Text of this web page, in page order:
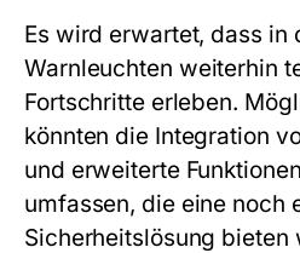
Es wird erwartet, dass in
Warnleuchten weiterhin
Fortschritte erleben.
könnten die Integration
und erweiterte
umfassen, die eine noch
Sicherheitslösung bieten